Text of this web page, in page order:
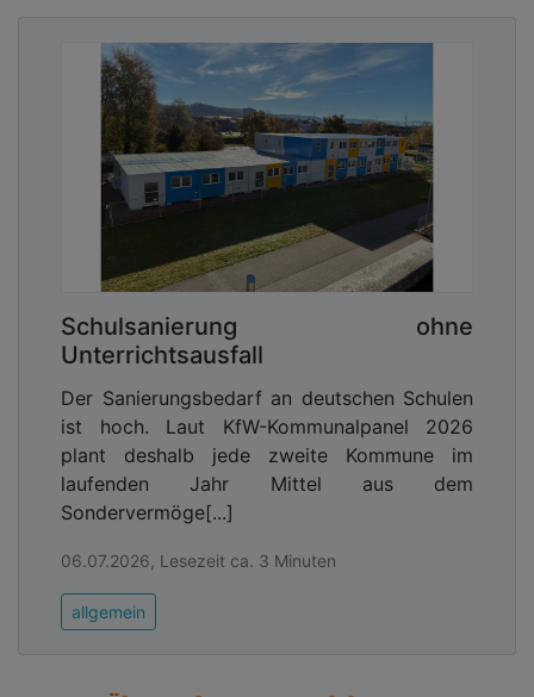
Schulsanierung ohne
Unterrichtsausfall
Der Sanierungsbedarf an deutschen Schulen
ist hoch. Laut KfW-Kommunalpanel 2026
plant deshalb jede zweite Kommune im
laufenden Jahr Mittel aus dem
Sondervermöge[...]
06.07.2026, Lesezeit ca. 3 Minuten
allgemein